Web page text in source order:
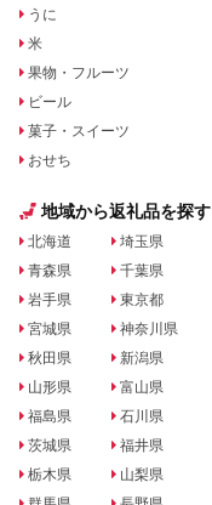
うに
米
果物・フルーツ
ビール
菓子・スイーツ
おせち
地域から返礼品を探す
北海道
青森県
岩手県
宮城県
秋田県
山形県
福島県
茨城県
栃木県
埼玉県
千葉県
東京都
神奈川県
新潟県
富山県
石川県
福井県
山梨県